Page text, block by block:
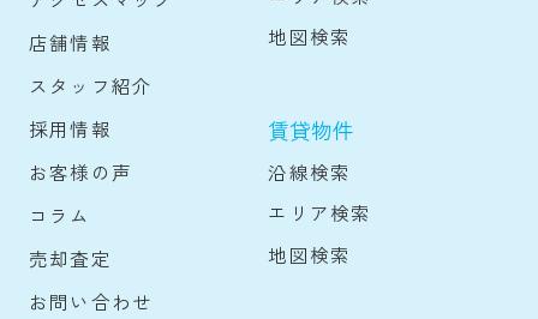
店舗情報
スタッフ紹介
採用情報
お客様の声
コラム
売却査定
お問い合わせ
地図検索
賃貸物件
沿線検索
エリア検索
地図検索